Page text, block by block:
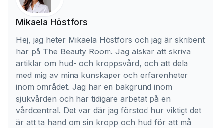
Mikaela Höstfors
Hej, jag heter Mikaela Höstfors och jag är skribent
här på The Beauty Room. Jag älskar att skriva
artiklar om hud- och kroppsvård, och att dela
med mig av mina kunskaper och erfarenheter
inom området. Jag har en bakgrund inom
sjukvården och har tidigare arbetat på en
vårdcentral. Det var där jag förstod hur viktigt det
är att ta hand om sin kropp och hud för att må